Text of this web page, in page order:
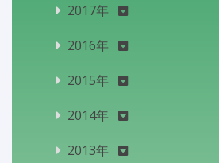
2017年
2016年
2015年
2014年
2013年